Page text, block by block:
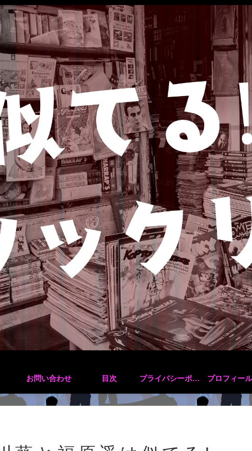
お問い合わせ 目次 プライバシーポリシー プロフィール